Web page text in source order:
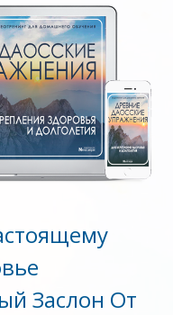
Заслон От